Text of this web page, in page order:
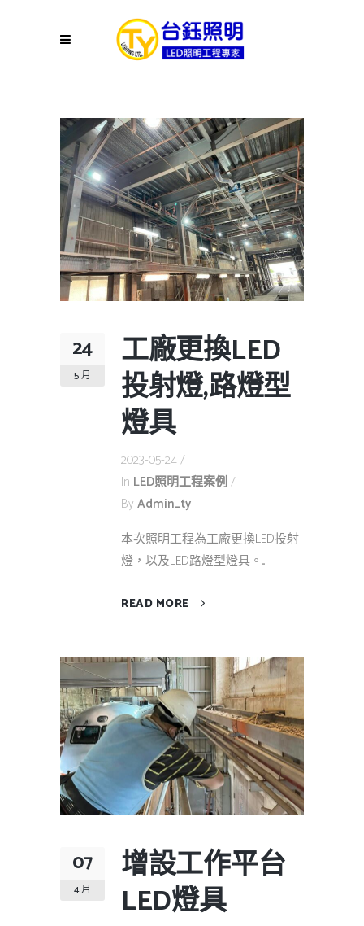
24
5 月
工廠更換LED
投射燈,路燈型
燈具
2023-05-24
In LED照明工程案例
By Admin_ty
本次照明工程為工廠更換LED投射
燈，以及LED路燈型燈具。...
READ MORE
07
4 月
增設工作平台
LED燈具